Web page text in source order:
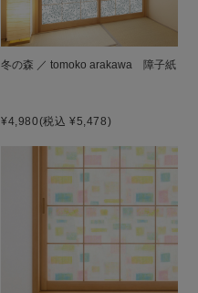
冬の森 ／ tomoko arakawa 障子紙
¥4,980(税込 ¥5,478)